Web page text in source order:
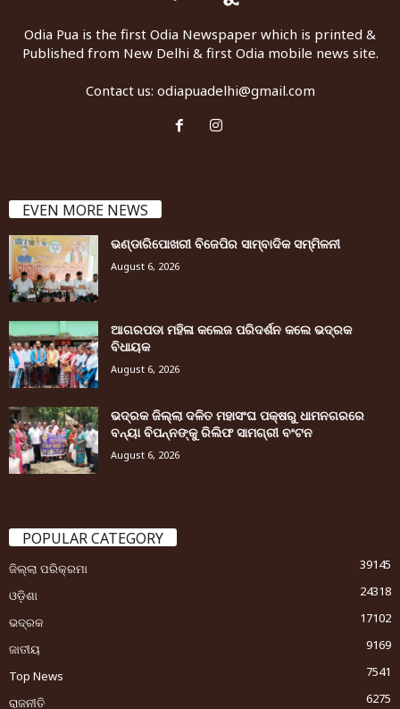
Odia Pua is the first Odia Newspaper which is printed &
Published from New Delhi & first Odia mobile news site.
Contact us: odiapuadelhi@gmail.com
EVEN MORE NEWS
ଭଣ୍ଡାରିପୋଖରୀ ବିଜେପିର ସାମ୍ବାଦିକ ସମ୍ମିଳନୀ
August 6, 2026
ଆଗରପଡା ମହିଳା କଲେଜ ପରିଦର୍ଶନ କଲେ ଭଦ୍ରକ
ବିଧାୟକ
August 6, 2026
ଭଦ୍ରକ ଜିଲ୍ଲା ଦଳିତ ମହାସଂଘ ପକ୍ଷରୁ ଧାମନଗରରେ
ବନ୍ୟା ବିପନ୍ନଙ୍କୁ ରିଲିଫ ସାମଗ୍ରୀ ବଂଟନ
August 6, 2026
POPULAR CATEGORY
ଜିଲ୍ଲା ପରିକ୍ରମା
39145
ଓଡ଼ିଶା
24318
ଭଦ୍ରକ
17102
ଜାତୀୟ
9169
Top News
7541
ରାଜନୀତି
6275